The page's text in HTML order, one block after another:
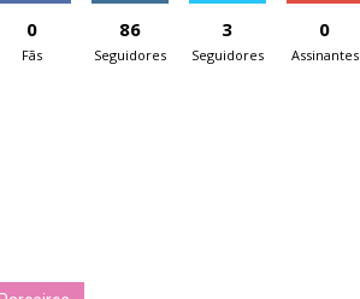
0
Fãs
86
Seguidores
3
Seguidores
0
Assinantes